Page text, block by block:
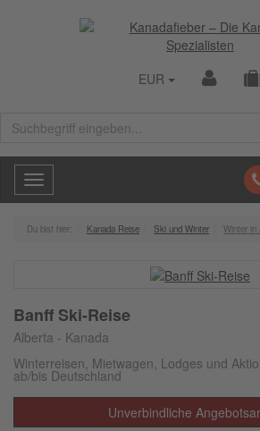
EUR
Toggle
navigation
Du bist hier: Kanada Reise Ski und Winter Winter in
Banff Ski-Reise
Alberta - Kanada
Winterreisen, Mietwagen, Lodges und
ab/bis Deutschland
Unverbindliche